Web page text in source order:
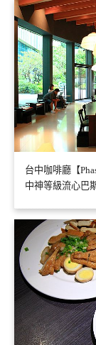
台中咖啡廳【
中神等級流心巴